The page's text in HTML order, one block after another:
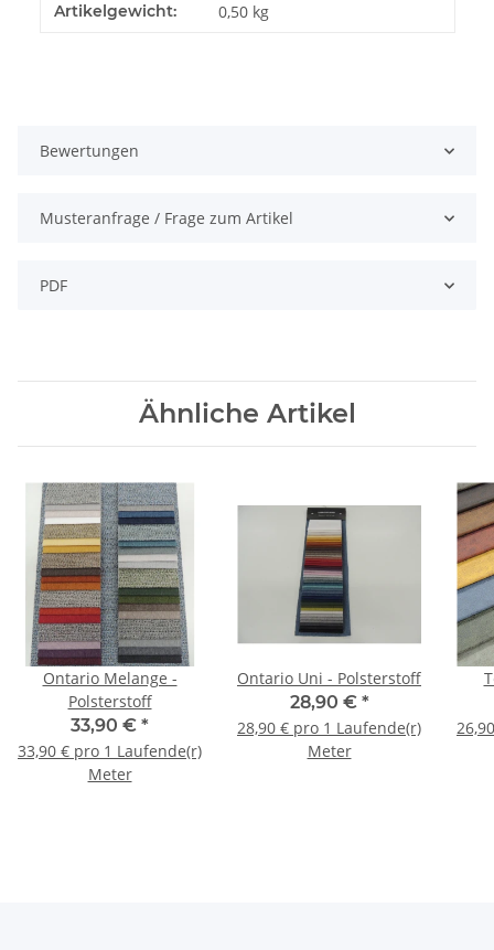
Artikelgewicht: 0,50 kg
Bewertungen
Musteranfrage / Frage zum Artikel
PDF
Ähnliche Artikel
Ontario Melange -
Polsterstoff
33,90 € *
33,90 € pro 1 Laufende(r)
Meter
Ontario Uni - Polsterstoff
28,90 € *
28,90 € pro 1 Laufende(r)
Meter